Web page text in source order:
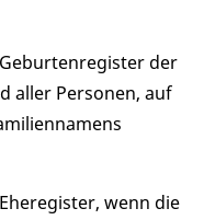
der
aller Personen, auf
wenn die